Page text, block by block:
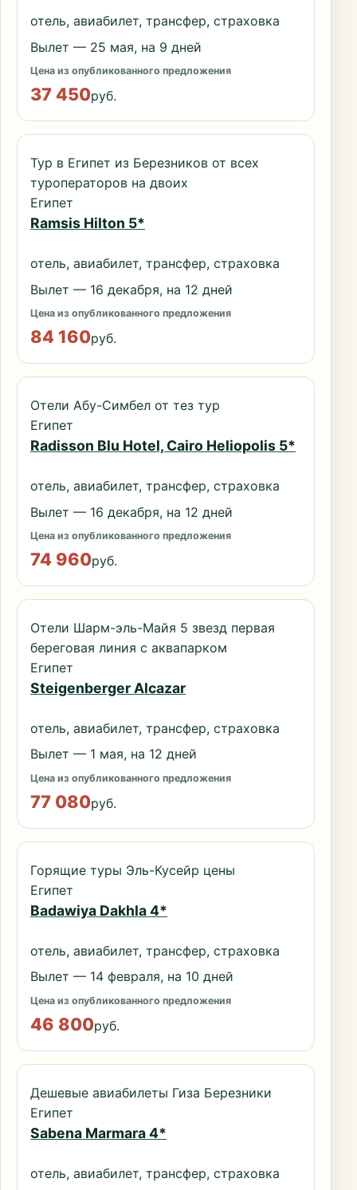
отель, авиабилет, трансфер, страховка
Вылет — 25 мая, на 9 дней
Цена из опубликованного предложения
37 450руб.
Тур в Египет из Березников от всех
туроператоров на двоих
Египет
Ramsis Hilton 5*
отель, авиабилет, трансфер, страховка
Вылет — 16 декабря, на 12 дней
Цена из опубликованного предложения
84 160руб.
Отели Абу-Симбел от тез тур
Египет
Radisson Blu Hotel, Cairo Heliopolis 5*
отель, авиабилет, трансфер, страховка
Вылет — 16 декабря, на 12 дней
Цена из опубликованного предложения
74 960руб.
Отели Шарм-эль-Майя 5 звезд первая
береговая линия с аквапарком
Египет
Steigenberger Alcazar
отель, авиабилет, трансфер, страховка
Вылет — 1 мая, на 12 дней
Цена из опубликованного предложения
77 080руб.
Горящие туры Эль-Кусейр цены
Египет
Badawiya Dakhla 4*
отель, авиабилет, трансфер, страховка
Вылет — 14 февраля, на 10 дней
Цена из опубликованного предложения
46 800руб.
Дешевые авиабилеты Гиза Березники
Египет
Sabena Marmara 4*
отель, авиабилет, трансфер, страховка